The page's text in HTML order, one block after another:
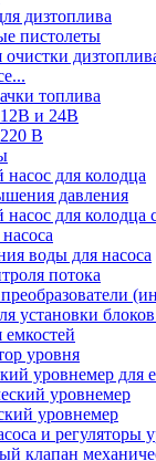
дизтоплива
пистолеты
топлива
и 24В
В
для колодца
давления
для колодца
воды для насоса
потока
установки блоков
уровня
уровнемер для
уровнемер
уровнемер
и регуляторы
клапан